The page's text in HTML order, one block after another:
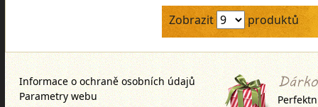
zipem. Zadní kapsy s patkou a
kapsa na
Zobrazit produktů
Informace o ochraně osobních údajů
Parametry webu